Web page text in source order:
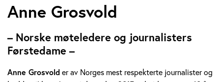
A
n
n
e
Anne Grosvold
– Norske møteledere og journalisters
Førstedame –
Anne Grosvolder av Norges mest respekterte journalister og